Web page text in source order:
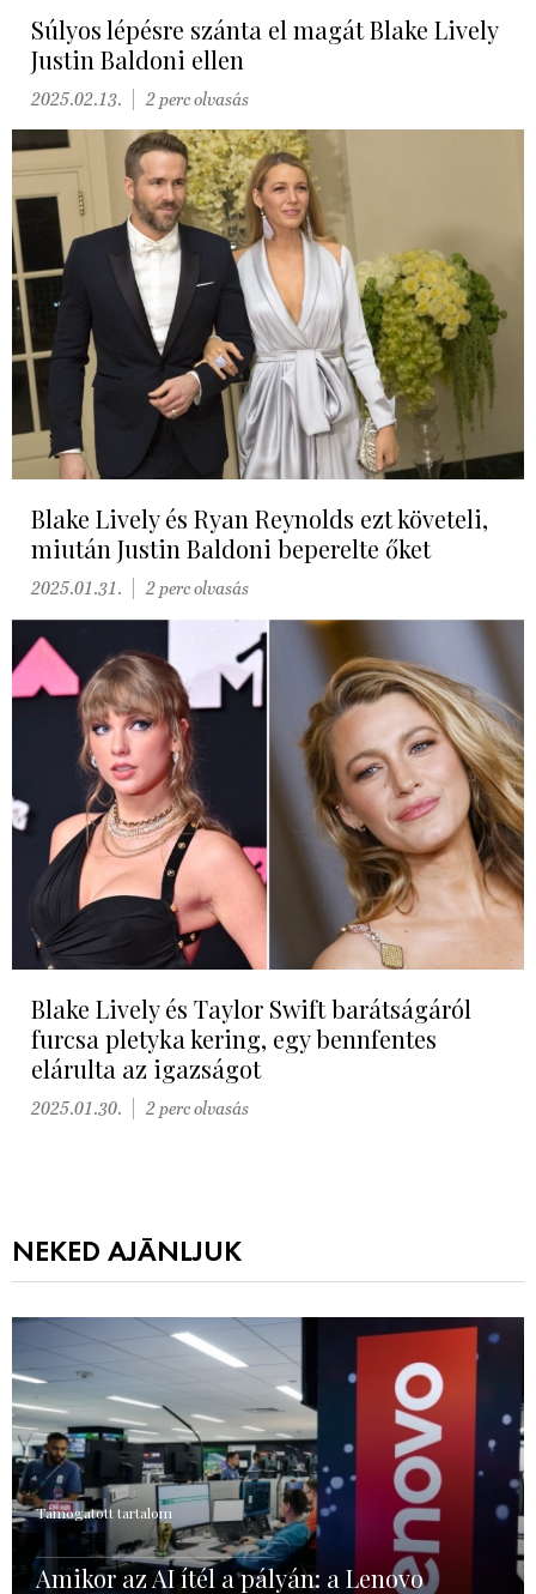
Súlyos lépésre szánta el magát Blake Lively
Justin Baldoni ellen
2025.02.13. 2 perc olvasás
Blake Lively és Ryan Reynolds ezt követeli,
miután Justin Baldoni beperelte őket
2025.01.31. 2 perc olvasás
Blake Lively és Taylor Swift barátságáról
furcsa pletyka kering, egy bennfentes
elárulta az igazságot
2025.01.30. 2 perc olvasás
NEKED AJÁNLJUK
Támogatott tartalom
Amikor az AI ítél a pályán: a Lenovo